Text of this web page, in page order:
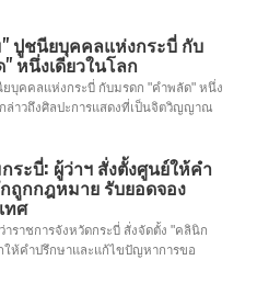
ปูชนียบุคคลแห่งกระบี่ กับ
หนึ่งเดียวในโลก
บุคคลแห่งกระบี่ กับมรดก "คำพลัด" หนึ่ง
ล่าวถึงศิลปะการแสดงที่เป็นจิตวิญญาณ
ระบี่: ผู้ว่าฯ สั่งตั้งศูนย์ให้คำ
ถูกกฎหมาย รับยอดจอง
ทศ
ราชการจังหวัดกระบี่ สั่งจัดตั้ง "คลินิก
ให้คำปรึกษาและแก้ไขปัญหาการขอ